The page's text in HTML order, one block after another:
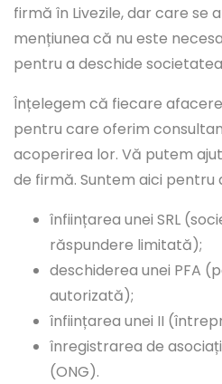
firmă în Livezile, dar care se
mențiunea că nu este
pentru a deschide
Înțelegem că fiecare
pentru care oferim
acoperirea lor. Vă putem
de firmă. Suntem aici pentru
înființarea unei SRL
răspundere limitată);
deschiderea unei PFA
autorizată);
înființarea unei II
înregistrarea de
(ONG).